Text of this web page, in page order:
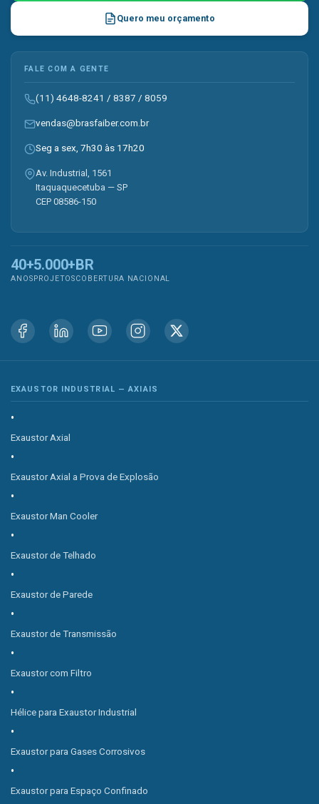
Quero meu orçamento
FALE COM A GENTE
(11) 4648-8241 / 8387 / 8059
vendas@brasfaiber.com.br
Seg a sex, 7h30 às 17h20
Av. Industrial, 1561
Itaquaquecetuba — SP
CEP 08586-150
40+
ANOS
5.000+
PROJETOS
BR
COBERTURA NACIONAL
EXAUSTOR INDUSTRIAL — AXIAIS
Exaustor Axial
Exaustor Axial a Prova de Explosão
Exaustor Man Cooler
Exaustor de Telhado
Exaustor de Parede
Exaustor de Transmissão
Exaustor com Filtro
Hélice para Exaustor Industrial
Exaustor para Gases Corrosivos
Exaustor para Espaço Confinado